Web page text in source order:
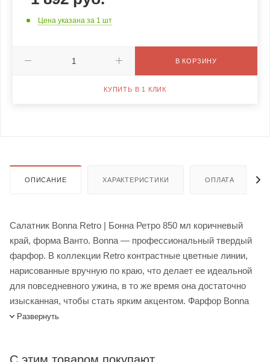
Цена указана за 1 шт
В КОРЗИНУ
КУПИТЬ В 1 КЛИК
ОПИСАНИЕ ХАРАКТЕРИСТИКИ ОПЛАТА
Салатник Bonna Retro | Бонна Ретро 850 мл коричневый
край, форма Ванто. Bonna — профессиональный твердый
фарфор. В коллекции Retro контрастные цветные линии,
нарисованные вручную по краю, что делает ее идеальной
для повседневного ужина, в то же время она достаточно
изысканная, чтобы стать ярким акцентом. Фарфор Bonna
отличается своей прочностью, устойчивостью к сколам и
Развернуть
С этим товаром покупают